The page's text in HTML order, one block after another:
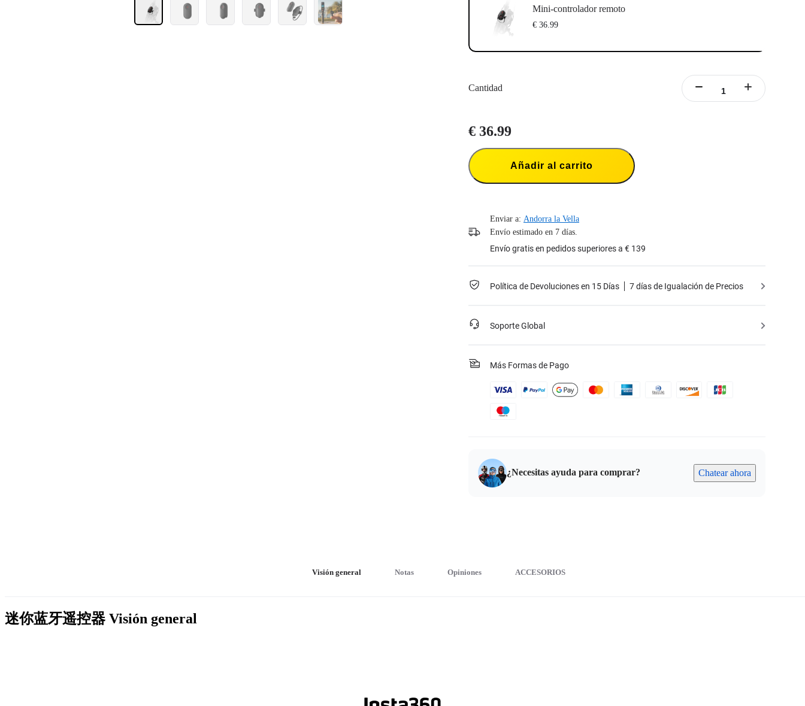
Mini-controlador remoto
€ 36.99
Cantidad
€ 36.99
Añadir al carrito
Enviar a: Andorra la Vella
Envío estimado en 7 días.
Envío gratis en pedidos superiores a € 139
Política de Devoluciones en 15 Días 7 días de Igualación de Precios
Soporte Global
Más Formas de Pago
¿Necesitas ayuda para comprar? Chatear ahora
Visión general Notas Opiniones ACCESORIOS
迷你蓝牙遥控器Visión general